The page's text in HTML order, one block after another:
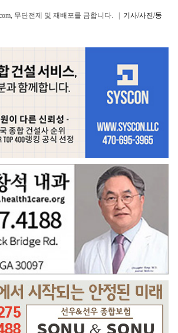
무단전제 및 재배포를 금합니다. | 기사/사진/동